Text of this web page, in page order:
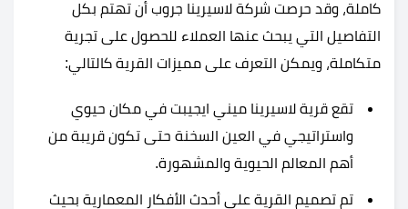
كاملة، وقد حرصت شركة لاسيرينا جروب أن تهتم بكل
التفاصيل التي يبحث عنها العملاء للحصول على تجرية
متكاملة، ويمكن التعرف على مميزات القرية كالتالي:
تقع قرية لاسيرينا ميني ايجيبت في مكان حيوي
واستراتيجي في العين السخنة حتى تكون قريبة من
أهم المعالم الحيوية والمشهورة.
تم تصميم القرية على أحدث الأفكار المعمارية بحيث